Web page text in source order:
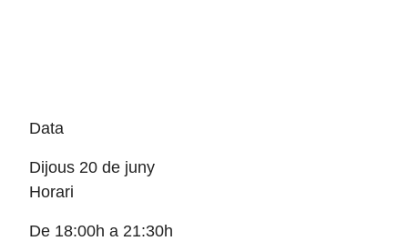
Data
Dijous 20 de juny
Horari
De 18:00h a 21:30h